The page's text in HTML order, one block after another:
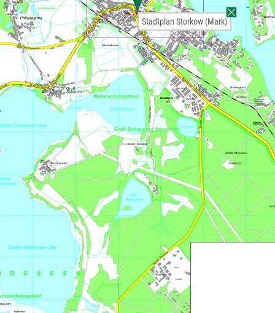
Stadtplan Storkow (Mark)